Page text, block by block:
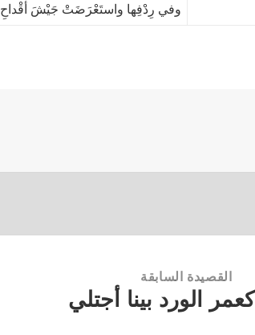
وفي رِدْفِها واستَعْرَضَتْ جَيْشَ أقْداحِ
القصيدة السابقة
الورد بينا أجتلي